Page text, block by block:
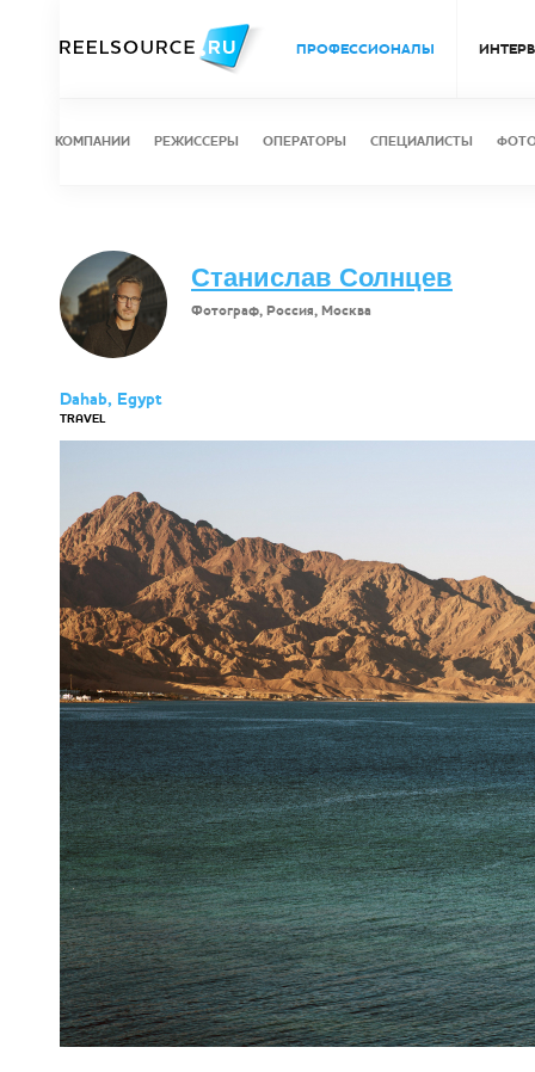
ПРОФЕССИОНАЛЫ
КОМПАНИИ РЕЖИССЕРЫ ОПЕРАТОРЫ СПЕЦИАЛИСТЫ
Станислав Солнцев
Фотограф, Россия, Москва
Dahab, Egypt
TRAVEL